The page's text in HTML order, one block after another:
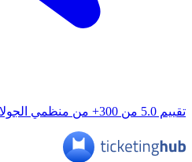
تقييم 5.0 من 300+ من منظمي الجولات حول العالم.